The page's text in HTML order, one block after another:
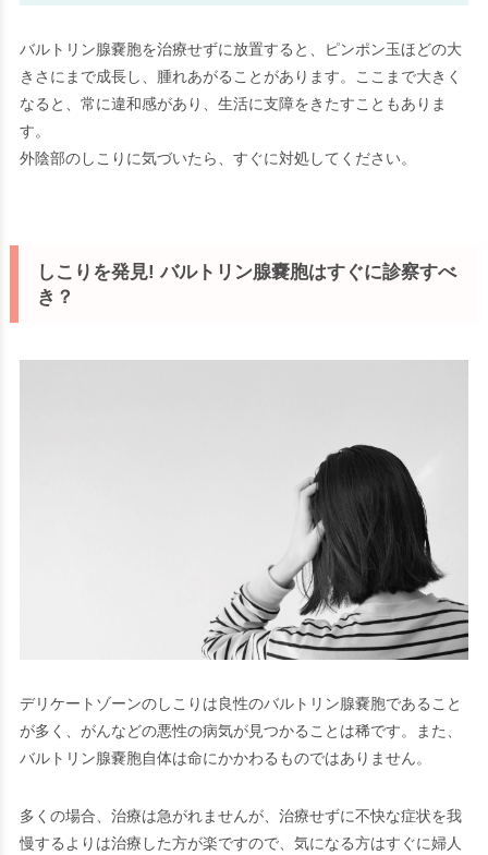
バルトリン腺嚢胞を治療せずに放置すると、ピンポン玉ほどの大
きさにまで成長し、腫れあがることがあります。ここまで大きく
なると、常に違和感があり、生活に支障をきたすこともありま
す。
外陰部のしこりに気づいたら、すぐに対処してください。
しこりを発見! バルトリン腺嚢胞はすぐに診察すべ
き？
デリケートゾーンのしこりは良性のバルトリン腺嚢胞であること
が多く、がんなどの悪性の病気が見つかることは稀です。また、
バルトリン腺嚢胞自体は命にかかわるものではありません。
多くの場合、治療は急がれませんが、治療せずに不快な症状を我
慢するよりは治療した方が楽ですので、気になる方はすぐに婦人